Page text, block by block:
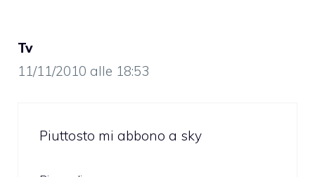
Tv
11/11/2010 alle 18:53
Piuttosto mi abbono a sky